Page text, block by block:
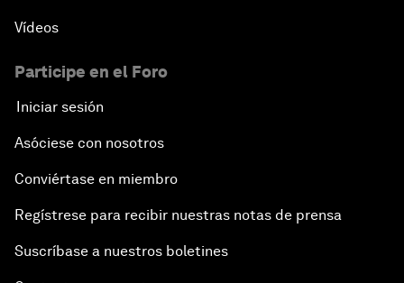
Vídeos
Participe en el Foro
Iniciar sesión
Asóciese con nosotros
Conviértase en miembro
Regístrese para recibir nuestras notas de prensa
Suscríbase a nuestros boletines